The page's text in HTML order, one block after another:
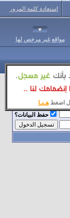
اضغط هـنـا
استعادة كلمة المرور
مواقع غير مرخص لها
حفظ البيانات؟